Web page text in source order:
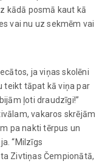
kādā posmā kaut kā
vai nu uz sekmēm vai
ja viņas skolēni
teikt tāpat kā viņa par
ļoti draudzīgi!”
vakaros skrējām
pa nakti tērpus un
“Milzīgs
Zivtiņas Čempionātā,